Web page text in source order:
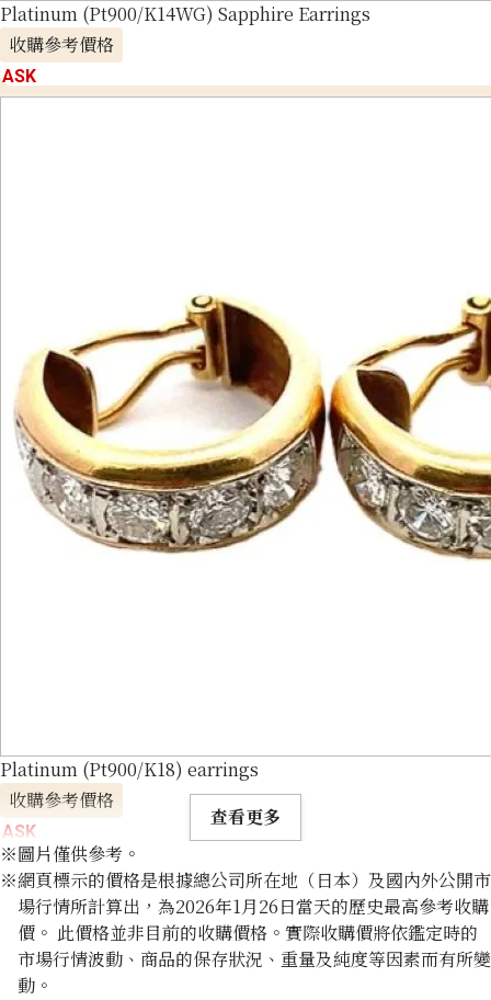
Platinum (Pt900/K14WG) Sapphire Earrings
收購參考價格
ASK
Platinum (Pt900/K18) earrings
收購參考價格
ASK
查看更多
※圖片僅供參考。
※網頁標示的價格是根據總公司所在地（日本）及國內外公開市
場行情所計算出，為2026年1月26日當天的歷史最高參考收購
價。 此價格並非目前的收購價格。實際收購價將依鑑定時的
市場行情波動、商品的保存狀況、重量及純度等因素而有所變
動。